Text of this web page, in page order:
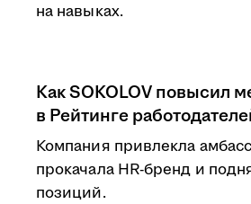
на навыках.
Как SOKOLOV повысил
в Рейтинге
Компания привлекла
прокачала HR-бренд и
позиций.